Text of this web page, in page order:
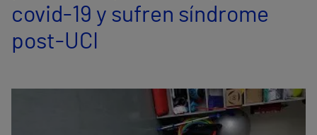
Comunicación
covid-19 y sufren síndrome
post-UCI